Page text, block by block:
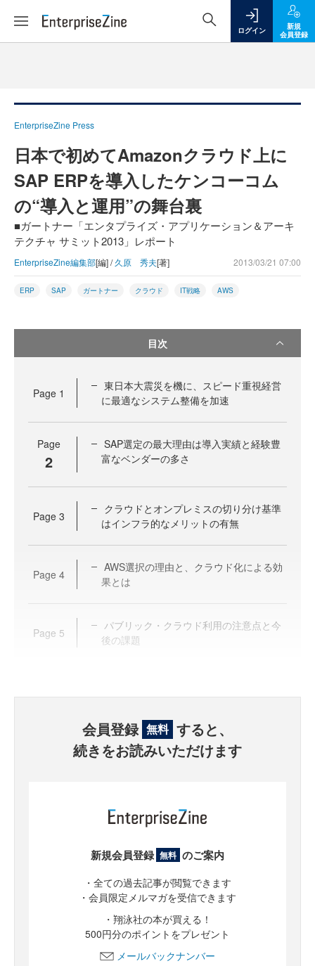
ログイン
新規
会員登録
EnterpriseZine Press
日本で初めてAmazonクラウド上に
SAP ERPを導入したケンコーコム
の“導入と運用”の舞台裏
■ガートナー「エンタプライズ・アプリケーション＆アーキ
テクチャ サミット2013」レポート
EnterpriseZine編集部[編] /久原 秀夫[著] 2013/03/21 07:00
ERP SAP ガートナー クラウド IT戦略 AWS
目次
Page 1
東日本大震災を機に、スピード重視経営
に最適なシステム整備を加速
Page
2
SAP選定の最大理由は導入実績と経験豊
富なベンダーの多さ
Page 3
クラウドとオンプレミスの切り分け基準
はインフラ的なメリットの有無
Page 4
AWS選択の理由と、クラウド化による効
果とは
Page 5
パブリック・クラウド利用の注意点と今
後の課題
会員登録 無料 すると、
続きをお読みいただけます
新規会員登録 無料 のご案内
・全ての過去記事が閲覧できます
・会員限定メルマガを受信できます
・翔泳社の本が買える！
500円分のポイントをプレゼント
メールバックナンバー